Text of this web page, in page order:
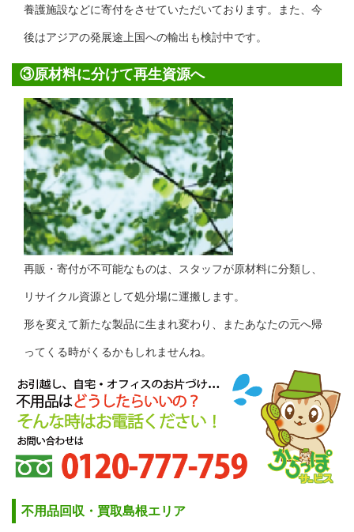
養護施設などに寄付をさせていただいております。また、今
後はアジアの発展途上国への輸出も検討中です。
③原材料に分けて再生資源へ
再販・寄付が不可能なものは、スタッフが原材料に分類し、
リサイクル資源として処分場に運搬します。
形を変えて新たな製品に生まれ変わり、またあなたの元へ帰
ってくる時がくるかもしれませんね。
不用品回収・買取島根エリア